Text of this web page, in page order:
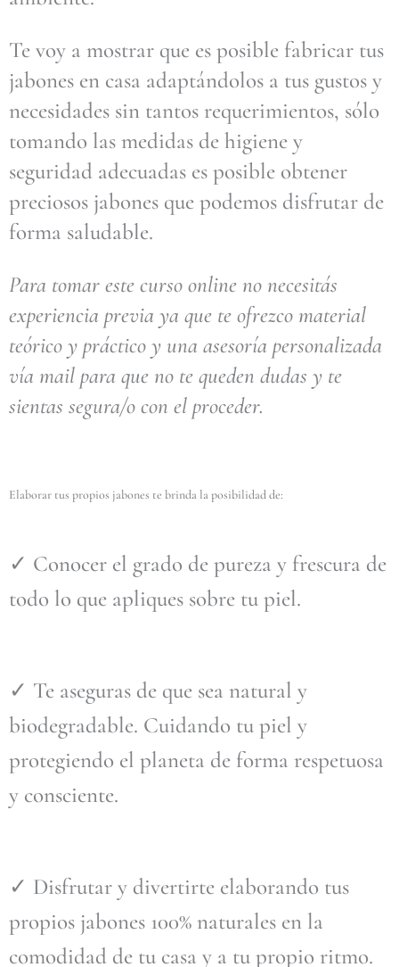
Te voy a mostrar que es posible fabricar tus
jabones en casa adaptándolos a tus gustos y
necesidades sin tantos requerimientos, sólo
tomando las medidas de higiene y
seguridad adecuadas es posible obtener
preciosos jabones que podemos disfrutar de
forma saludable.
Para tomar este curso online no necesitás
experiencia previa ya que te ofrezco material
teórico y práctico y una asesoría personalizada
vía mail para que no te queden dudas y te
sientas segura/o con el proceder.
Elaborar tus propios jabones te brinda la posibilidad de:
✓ Conocer el grado de pureza y frescura de
todo lo que apliques sobre tu piel.
✓ Te aseguras de que sea natural y
biodegradable. Cuidando tu piel y
protegiendo el planeta de forma respetuosa
y consciente.
✓ Disfrutar y divertirte elaborando tus
propios jabones 100% naturales en la
comodidad de tu casa y a tu propio ritmo.